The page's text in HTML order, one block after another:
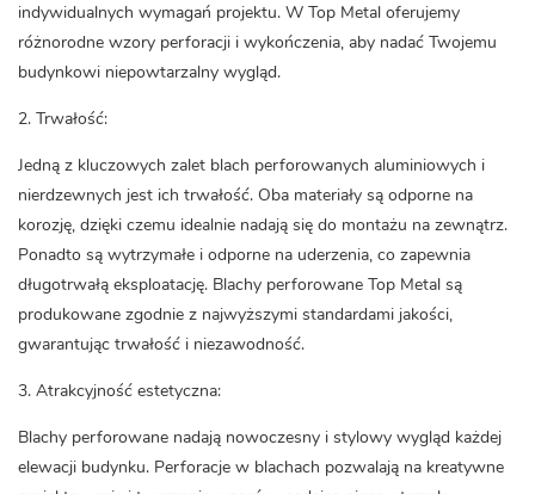
indywidualnych wymagań projektu. W Top Metal oferujemy
różnorodne wzory perforacji i wykończenia, aby nadać Twojemu
budynkowi niepowtarzalny wygląd.
2. Trwałość:
Jedną z kluczowych zalet blach perforowanych aluminiowych i
nierdzewnych jest ich trwałość. Oba materiały są odporne na
korozję, dzięki czemu idealnie nadają się do montażu na zewnątrz.
Ponadto są wytrzymałe i odporne na uderzenia, co zapewnia
długotrwałą eksploatację. Blachy perforowane Top Metal są
produkowane zgodnie z najwyższymi standardami jakości,
gwarantując trwałość i niezawodność.
3. Atrakcyjność estetyczna:
Blachy perforowane nadają nowoczesny i stylowy wygląd każdej
elewacji budynku. Perforacje w blachach pozwalają na kreatywne